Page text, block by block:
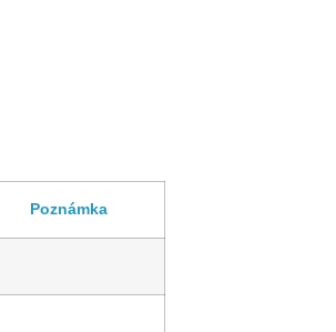
Poznámka